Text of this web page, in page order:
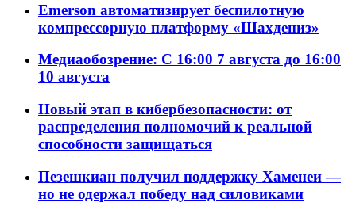
Emerson автоматизирует беспилотную
компрессорную платформу «Шахдениз»
Медиаобозрение: С 16:00 7 августа до 16:00
10 августа
Новый этап в кибербезопасности: от
распределения полномочий к реальной
способности защищаться
Пезешкиан получил поддержку Хаменеи —
но не одержал победу над силовиками